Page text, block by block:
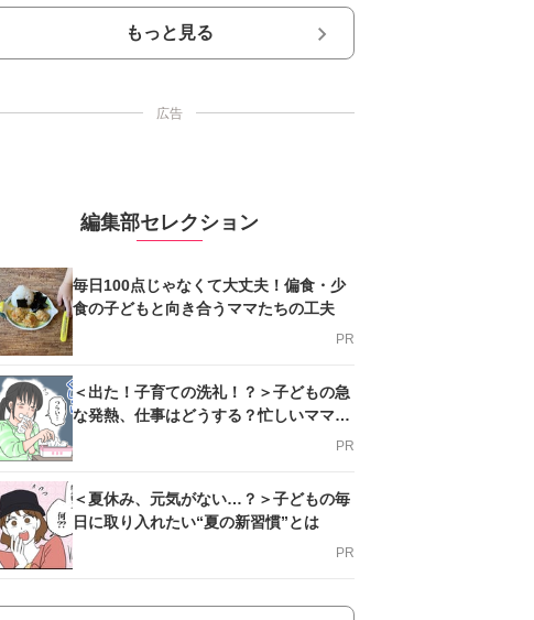
もっと見る
広告
編集部セレクション
毎日100点じゃなくて大丈夫！偏食・少
食の子どもと向き合うママたちの工夫
PR
＜出た！子育ての洗礼！？＞子どもの急
な発熱、仕事はどうする？忙しいママを
PR
＜夏休み、元気がない…？＞子どもの毎
日に取り入れたい“夏の新習慣”とは
PR